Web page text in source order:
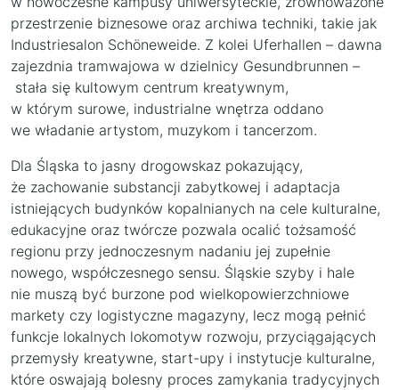
przestrzenie biznesowe oraz archiwa techniki, takie jak
Industriesalon Schöneweide. Z kolei Uferhallen – dawna
zajezdnia tramwajowa w dzielnicy Gesundbrunnen –
stała się kultowym centrum kreatywnym,
w którym surowe, industrialne wnętrza oddano
we władanie artystom, muzykom i tancerzom.
Dla Śląska to jasny drogowskaz pokazujący,
że zachowanie substancji zabytkowej i adaptacja
istniejących budynków kopalnianych na cele kulturalne,
edukacyjne oraz twórcze pozwala ocalić tożsamość
regionu przy jednoczesnym nadaniu jej zupełnie
nowego, współczesnego sensu. Śląskie szyby i hale
nie muszą być burzone pod wielkopowierzchniowe
markety czy logistyczne magazyny, lecz mogą pełnić
funkcje lokalnych lokomotyw rozwoju, przyciągających
przemysły kreatywne, start-upy i instytucje kulturalne,
które oswajają bolesny proces zamykania tradycyjnych